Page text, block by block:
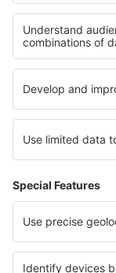
Mis reservas
Política de
Asistencia y
eSky.eu